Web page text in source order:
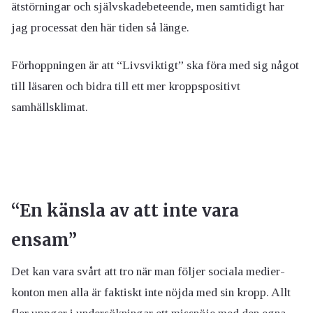
ätstörningar och självskadebeteende, men samtidigt har
jag processat den här tiden så länge.
Förhoppningen är att “Livsviktigt” ska föra med sig något
till läsaren och bidra till ett mer kroppspositivt
samhällsklimat.
“En känsla av att inte vara
ensam”
Det kan vara svårt att tro när man följer sociala medier-
konton men alla är faktiskt inte nöjda med sin kropp. Allt